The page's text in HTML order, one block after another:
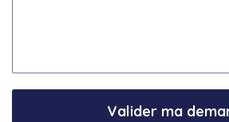
Valider ma